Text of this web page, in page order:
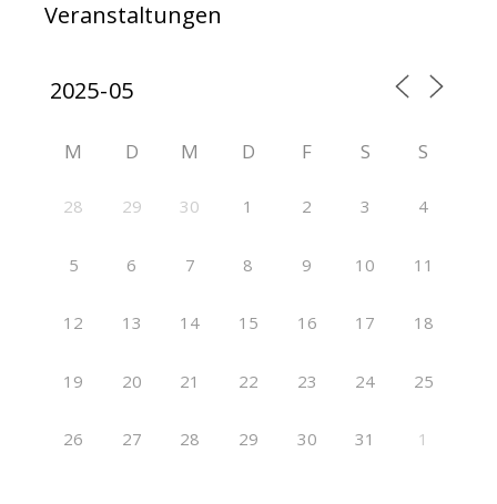
Veranstaltungen
M D M D F S S
28 29 30 1 2 3 4
5 6 7 8 9 10 11
12 13 14 15 16 17 18
19 20 21 22 23 24 25
26 27 28 29 30 31 1